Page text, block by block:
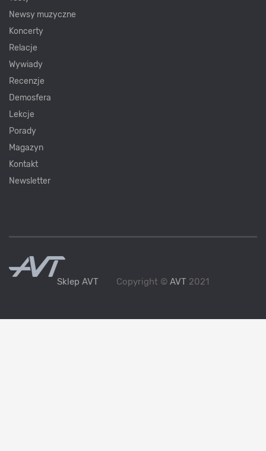
Newsy muzyczne
Koncerty
Relacje
Wywiady
Recenzje
Demosfera
Lekcje
Porady
Magazyn
Kontakt
Newsletter
Sklep AVT Copyright © AVT 2021